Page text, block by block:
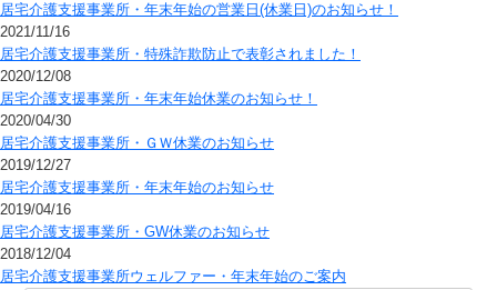
居宅介護支援事業所・年末年始の営業日(休業日)のお知らせ！
2021/11/16
居宅介護支援事業所・特殊詐欺防止で表彰されました！
2020/12/08
居宅介護支援事業所・年末年始休業のお知らせ！
2020/04/30
居宅介護支援事業所・ＧＷ休業のお知らせ
2019/12/27
居宅介護支援事業所・年末年始のお知らせ
2019/04/16
居宅介護支援事業所・GW休業のお知らせ
2018/12/04
居宅介護支援事業所ウェルファー・年末年始のご案内